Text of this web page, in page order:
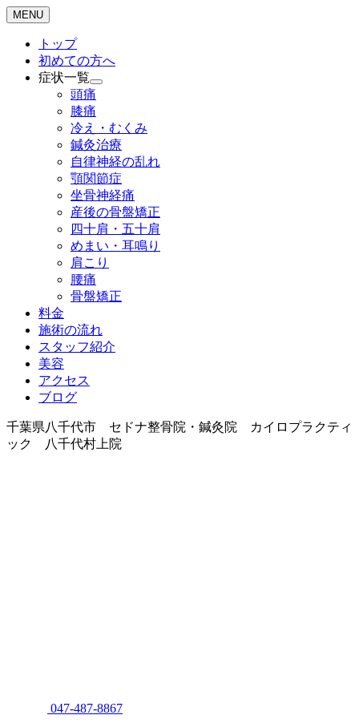
MENU
トップ
初めての方へ
症状一覧
頭痛
膝痛
冷え・むくみ
鍼灸治療
自律神経の乱れ
顎関節症
坐骨神経痛
産後の骨盤矯正
四十肩・五十肩
めまい・耳鳴り
肩こり
腰痛
骨盤矯正
料金
施術の流れ
スタッフ紹介
美容
アクセス
ブログ
千葉県八千代市 セドナ整骨院・鍼灸院 カイロプラクティ
ック 八千代村上院
047-487-8867